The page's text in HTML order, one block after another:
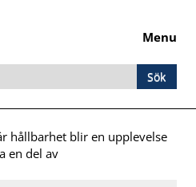
Menu
hållbarhet blir en upplevelse
en del av